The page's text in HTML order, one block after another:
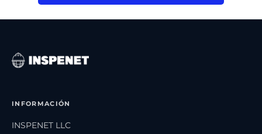
INFORMACIÓN
INSPENET LLC